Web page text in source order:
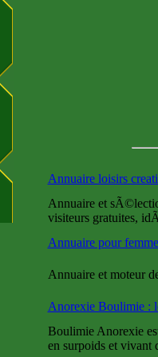
Annuaire loisirs
Annuaire et
visiteurs gratuites,
Annuaire pour
Annuaire et moteur
Anorexie Boulimie :
Boulimie Anorexie
en surpoids et vivant